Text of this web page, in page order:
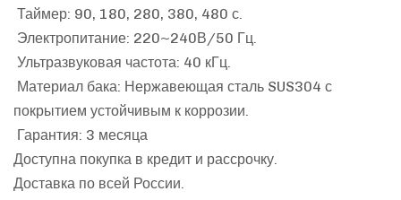
Таймер: 90, 180, 280, 380, 480 с.
Электропитание: 220~240В/50 Гц.
Ультразвуковая частота: 40 кГц.
Материал бака: Нержавеющая сталь SUS304 с
покрытием устойчивым к коррозии.
Гарантия: 3 месяца
Доступна покупка в кредит и рассрочку.
Доставка по всей России.